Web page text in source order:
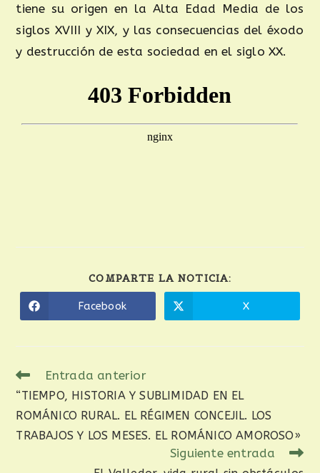
tiene su origen en la Alta Edad Media de los
siglos XVIII y XIX, y las consecuencias del éxodo
y destrucción de esta sociedad en el siglo XX.
COMPARTE LA NOTICIA:
Facebook X
Entrada anterior
“TIEMPO, HISTORIA Y SUBLIMIDAD EN EL
ROMÁNICO RURAL. EL RÉGIMEN CONCEJIL. LOS
TRABAJOS Y LOS MESES. EL ROMÁNICO AMOROSO»
Siguiente entrada